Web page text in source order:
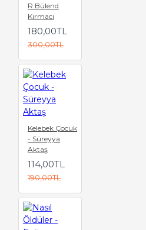
R.Bülend
Kırmacı
180,00TL
300,00TL
Kelebek Çocuk
- Süreyya
Aktaş
114,00TL
190,00TL